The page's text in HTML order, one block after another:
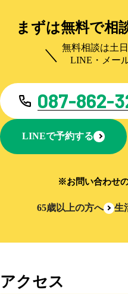
まずは無料で相
無料相談は土
LINE・メー
087-862-
LINEで予約する
※お問い合わせ
65歳以上の方へ 生
アクセス